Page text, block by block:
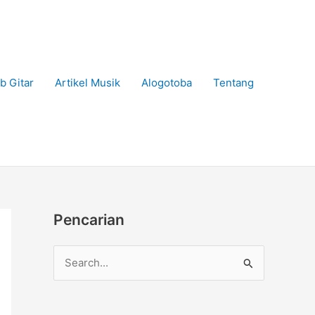
Gitar Artikel Musik Alogotoba Tentang
Pencarian